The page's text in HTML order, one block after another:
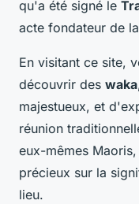
qu'a été signé le
acte fondateur de
En visitant ce site,
découvrir des waka
majestueux, et
réunion
eux-mêmes
précieux sur la
lieu.